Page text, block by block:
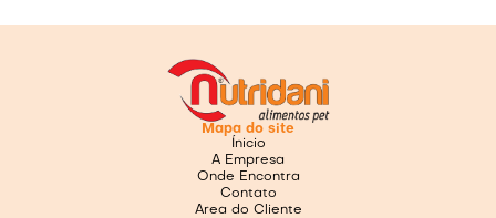
Mapa do site
Ínicio
A Empresa
Onde Encontra
Contato
Area do Cliente